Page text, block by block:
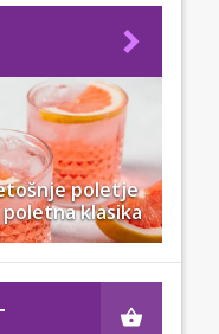
poletje
klasika